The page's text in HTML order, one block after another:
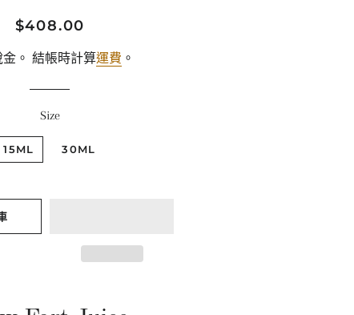
定
售
$408.00
金。 結帳時計算運費 。
Size
15ML 30ML